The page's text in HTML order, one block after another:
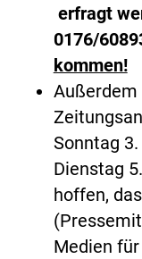
erfragt
0176/
kommen!
Sonntag
Dienstag
hoffen,
Medien